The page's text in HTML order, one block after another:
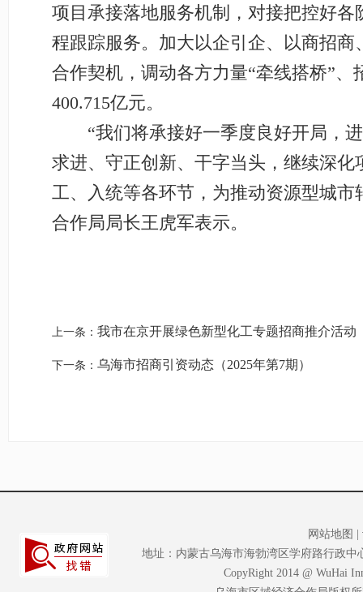
项目承接落地服务机制，对接把控好
程跟踪服务。加大以企引企、以商招
合作契机，调动各方力量“牵线搭桥”
400.715亿元。
“我们将承接好一季度良好开局，进
求进、守正创新、干字当头，继续深
工、入统等各环节，为推动资源型城
合作局局长王虎军表示。
上一条： 我市在京开展绿色新型化工专题招商推介活动
下一条： 乌海市招商引资动态（2025年第7期）
网站地图
地址：内蒙古乌海市海勃湾区学府路行政中
CopyRight 2014 @ WuHai